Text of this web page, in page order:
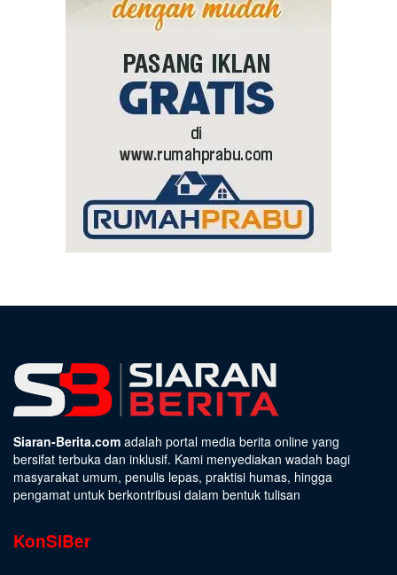
Siaran-Berita.com adalah portal media berita online yang
bersifat terbuka dan inklusif. Kami menyediakan wadah bagi
masyarakat umum, penulis lepas, praktisi humas, hingga
pengamat untuk berkontribusi dalam bentuk tulisan
KonSiBer